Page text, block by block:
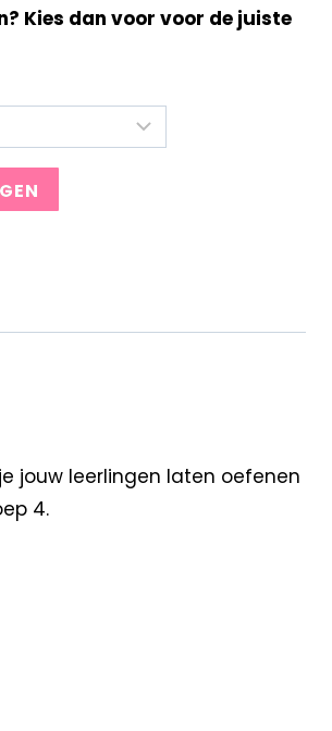
Kies dan voor voor de juiste
jouw leerlingen laten oefenen
4.